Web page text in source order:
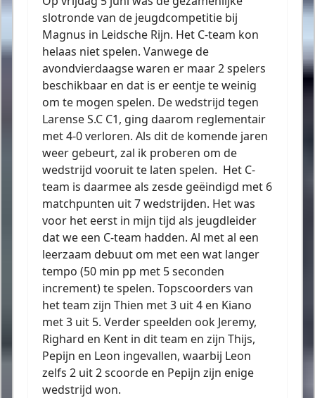
slotronde van de jeugdcompetitie bij
Magnus in Leidsche Rijn. Het C-team kon
helaas niet spelen. Vanwege de
avondvierdaagse waren er maar 2 spelers
beschikbaar en dat is er eentje te weinig
om te mogen spelen. De wedstrijd tegen
Larense S.C C1, ging daarom reglementair
met 4-0 verloren. Als dit de komende jaren
weer gebeurt, zal ik proberen om de
wedstrijd vooruit te laten spelen. Het C-
team is daarmee als zesde geëindigd met 6
matchpunten uit 7 wedstrijden. Het was
voor het eerst in mijn tijd als jeugdleider
dat we een C-team hadden. Al met al een
leerzaam debuut om met een wat langer
tempo (50 min pp met 5 seconden
increment) te spelen. Topscoorders van
het team zijn Thien met 3 uit 4 en Kiano
met 3 uit 5. Verder speelden ook Jeremy,
Righard en Kent in dit team en zijn Thijs,
Pepijn en Leon ingevallen, waarbij Leon
zelfs 2 uit 2 scoorde en Pepijn zijn enige
wedstrijd won.